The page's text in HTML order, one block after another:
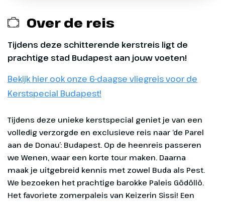
Over de reis
Tijdens deze schitterende kerstreis ligt de
prachtige stad Budapest aan jouw voeten!
Bekijk hier ook onze 6-daagse vliegreis voor de
Kerstspecial Budapest!
Tijdens deze unieke kerstspecial geniet je van een volledig verzorgde en exclusieve reis naar ‘de Parel aan de Donau’: Budapest. Op de heenreis passeren we Wenen, waar een korte tour maken. Daarna maak je uitgebreid kennis met zowel Buda als Pest. We bezoeken het prachtige barokke Paleis Gödöllö. Het
Dag 1
Heenreis
Na een kopje koffie vertrekken
we vanuit Didam richting
Duitsland. In de avond arriveren
we in ons hotel in Zuid-Duitsland
voor het diner en de
Exclusief
Entreegelden, ca € 35,00 p.p.
Lunches
Eventuele fooien
Locatie
P+R Hoogkerk
busstation, A7 afslag 35
Tijd
ca. 05.05 uur
LocatiePartycentrum
Boszicht/Rest. Juffrouw
Tok, Tolweg 9
Tijd
ca. 08.30 uur
Opstaptijden Limburg
boeken voor reizen naar Zuid-Duitsland,
Oostenrijk, Zwitserland, Italië, Kroatië,
Slowakije.